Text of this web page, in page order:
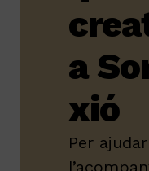
a
xió
Per